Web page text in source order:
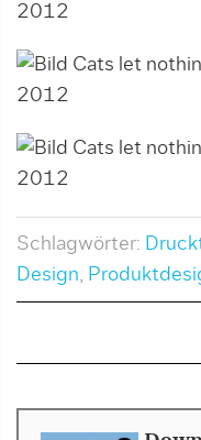
Schlagwörter:
Design,